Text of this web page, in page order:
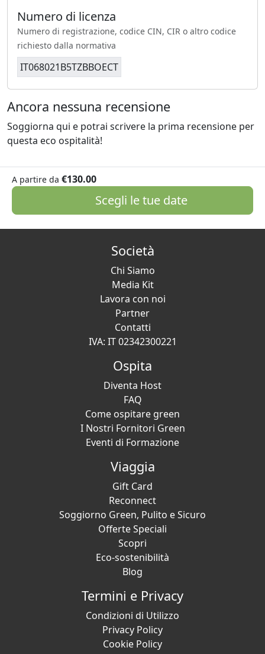
Numero di licenza
Numero di registrazione, codice CIN, CIR o altro codice
richiesto dalla normativa
IT068021B5TZBBOECT
Ancora nessuna recensione
Soggiorna qui e potrai scrivere la prima recensione per
questa eco ospitalità!
A partire da €130.00
Scegli le tue date
Società
Chi Siamo
Media Kit
Lavora con noi
Partner
Contatti
IVA: IT 02342300221
Ospita
Diventa Host
FAQ
Come ospitare green
I Nostri Fornitori Green
Eventi di Formazione
Viaggia
Gift Card
Reconnect
Soggiorno Green, Pulito e Sicuro
Offerte Speciali
Scopri
Eco-sostenibilità
Blog
Termini e Privacy
Condizioni di Utilizzo
Privacy Policy
Cookie Policy